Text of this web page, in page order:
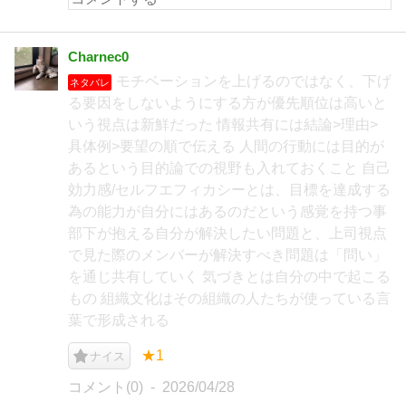
Charnec0
ネタバレ
モチベーションを上げるのではなく、下げ
る要因をしないようにする方が優先順位は高いと
いう視点は新鮮だった 情報共有には結論>理由>
具体例>要望の順で伝える 人間の行動には目的が
あるという目的論での視野も入れておくこと 自己
効力感/セルフエフィカシーとは、目標を達成する
為の能力が自分にはあるのだという感覚を持つ事
部下が抱える自分が解決したい問題と、上司視点
で見た際のメンバーが解決すべき問題は「問い」
を通じ共有していく 気づきとは自分の中で起こる
もの 組織文化はその組織の人たちが使っている言
葉で形成される
ナイス ★1
コメント(0) 2026/04/28